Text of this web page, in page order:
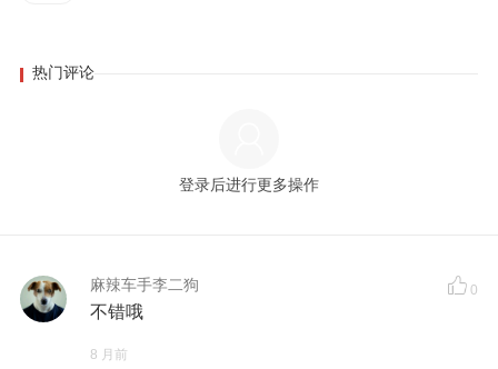
热门评论
登录后进行更多操作
麻辣车手李二狗 0
不错哦
8 月前